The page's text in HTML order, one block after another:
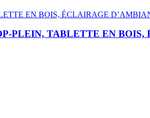
PLEIN, TABLETTE EN BOIS,